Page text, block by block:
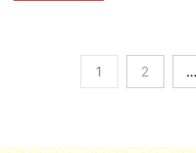
1 2 …